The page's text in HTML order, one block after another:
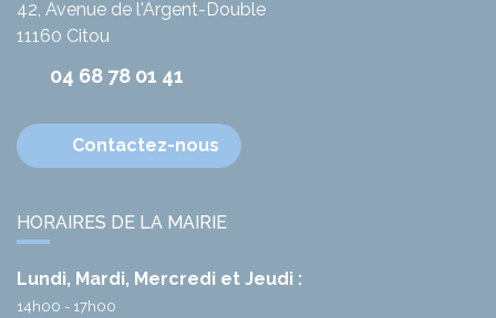
42, Avenue de l'Argent-Double
11160 Citou
04 68 78 01 41
Contactez-nous
HORAIRES DE LA MAIRIE
Lundi, Mardi, Mercredi et Jeudi :
14h00 - 17h00